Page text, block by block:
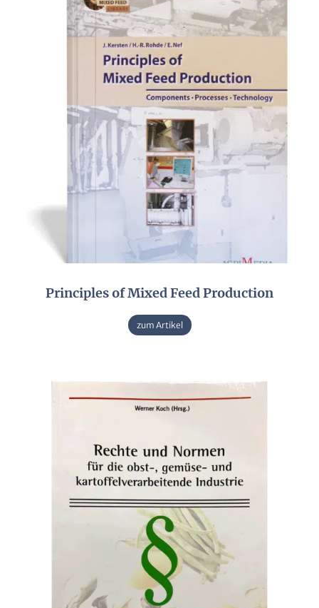
Principles of Mixed Feed Production
zum Artikel